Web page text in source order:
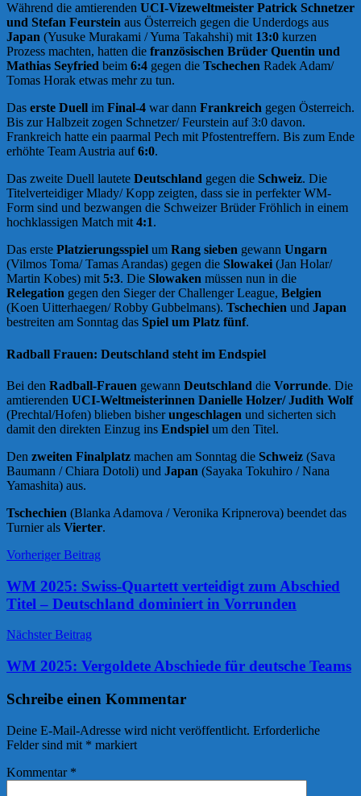
Während die amtierenden UCI-Vizeweltmeister Patrick Schnetzer
und Stefan Feurstein aus Österreich gegen die Underdogs aus
Japan (Yusuke Murakami / Yuma Takahshi) mit 13:0 kurzen
Prozess machten, hatten die französischen Brüder Quentin und
Mathias Seyfried beim 6:4 gegen die Tschechen Radek Adam/
Tomas Horak etwas mehr zu tun.
Das erste Duell im Final-4 war dann Frankreich gegen Österreich.
Bis zur Halbzeit zogen Schnetzer/ Feurstein auf 3:0 davon.
Frankreich hatte ein paarmal Pech mit Pfostentreffern. Bis zum Ende
erhöhte Team Austria auf6:0.
Das zweite Duell lautete Deutschland gegen die Schweiz. Die
Titelverteidiger Mlady/ Kopp zeigten, dass sie in perfekter WM-
Form sind und bezwangen die Schweizer Brüder Fröhlich in einem
hochklassigen Match mit4:1.
Das erste Platzierungsspiel um Rang sieben gewann Ungarn
(Vilmos Toma/ Tamas Arandas) gegen die Slowakei (Jan Holar/
Martin Kobes) mit5:3. Die Slowaken müssen nun in die
Relegation gegen den Sieger der Challenger League, Belgien
(Koen Uitterhaegen/ Robby Gubbelmans). Tschechien und Japan
bestreiten am Sonntag das Spiel um Platz fünf.
Radball Frauen: Deutschland steht im Endspiel
Bei den Radball-Frauen gewann Deutschland die Vorrunde. Die
amtierenden UCI-Weltmeisterinnen Danielle Holzer/ Judith Wolf
(Prechtal/Hofen) blieben bisherungeschlagen und sicherten sich
damit den direkten Einzug ins Endspiel um den Titel.
Den zweiten Finalplatz machen am Sonntag die Schweiz (Sava
Baumann / Chiara Dotoli) und Japan (Sayaka Tokuhiro / Nana
Yamashita) aus.
Tschechien (Blanka Adamova / Veronika Kripnerova) beendet das
Turnier als Vierter.
News
Beitrags-
Navigation
Vorheriger Beitrag
WM 2025: Swiss-Quartett verteidigt zum Abschied
Titel – Deutschland dominiert in Vorrunden
Nächster Beitrag
WM 2025: Vergoldete Abschiede für deutsche Teams
Schreibe einen Kommentar
Deine E-Mail-Adresse wird nicht veröffentlicht. Erforderliche
Felder sind mit * markiert
Kommentar *